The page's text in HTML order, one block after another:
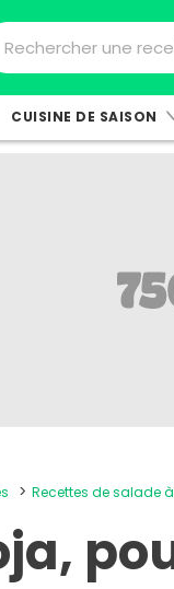
CUISINE DE SAISON
Recettes de salade